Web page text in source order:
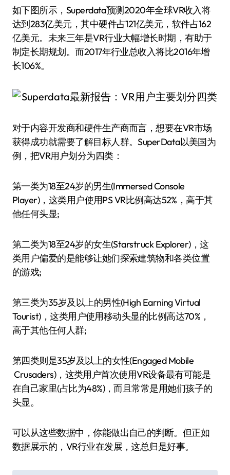
如下图所示，Superdata预测2020年全球VR收入将
达到283亿美元，其中硬件占121亿美元，软件占162
亿美元。未来三年是VR行业大幅增长时期，有助于
制定长期规划。而2017年行业总收入将比2016年增
长106%。
对于内容开发商和硬件生产商而言，想要在VR市场
获得成功就需要了解目标人群。SuperData以美国为
例，把VR用户划分为四类：
第一类为18至24岁的男生(Immersed Console
Player)，这类用户使用PS VR比例高达52%，高于其
他任何头显;
第二类为18至24岁的女生(Starstruck Explorer)，这
类用户偏爱的是能够让她们探索建筑物和各类位置
的游戏;
第三类为35岁及以上的男性(High Earning Virtual
Tourist)，这类用户使用移动头显的比例高达70%，
高于其他任何人群;
第四类则是35岁及以上的女性(Engaged Mobile
Crusaders)，这类用户首次使用VR设备最有可能是
在自己家里(占比为48%)，而且常常是用她们孩子的
头显。
可以从这些数据中，你能做出自己的判断。但正如
数据展示的，VR行业在发展，这总归是好事。